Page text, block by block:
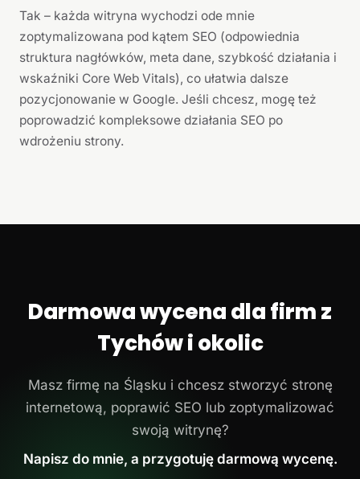
Tak – każda witryna wychodzi ode mnie
zoptymalizowana pod kątem SEO (odpowiednia
struktura nagłówków, meta dane, szybkość działania i
wskaźniki Core Web Vitals), co ułatwia dalsze
pozycjonowanie w Google. Jeśli chcesz, mogę też
poprowadzić kompleksowe działania SEO po
wdrożeniu strony.
Darmowa wycena dla firm z
Tychów i okolic
Masz firmę na Śląsku i chcesz stworzyć stronę
internetową, poprawić SEO lub zoptymalizować
swoją witrynę?
Napisz do mnie, a przygotuję darmową wycenę.